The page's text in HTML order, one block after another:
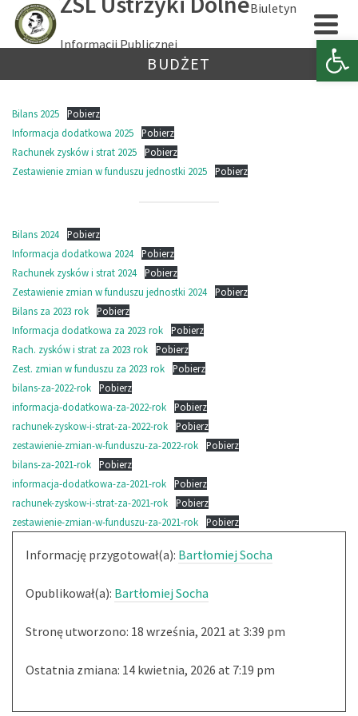
Biuletyn
Informacji Publicznej
BUDŻET
Bilans 2025
Pobierz
Informacja dodatkowa 2025
Pobierz
Rachunek zysków i strat 2025
Pobierz
Zestawienie zmian w funduszu jednostki 2025
Pobierz
Bilans 2024
Pobierz
Informacja dodatkowa 2024
Pobierz
Rachunek zysków i strat 2024
Pobierz
Zestawienie zmian w funduszu jednostki 2024
Pobierz
Bilans za 2023 rok
Pobierz
Informacja dodatkowa za 2023 rok
Pobierz
Rach. zysków i strat za 2023 rok
Pobierz
Zest. zmian w funduszu za 2023 rok
Pobierz
bilans-za-2022-rok
Pobierz
informacja-dodatkowa-za-2022-rok
Pobierz
rachunek-zyskow-i-strat-za-2022-rok
Pobierz
zestawienie-zmian-w-funduszu-za-2022-rok
Pobierz
bilans-za-2021-rok
Pobierz
informacja-dodatkowa-za-2021-rok
Pobierz
rachunek-zyskow-i-strat-za-2021-rok
Pobierz
zestawienie-zmian-w-funduszu-za-2021-rok
Pobierz
Informację przygotował(a): Bartłomiej Socha
Opublikował(a): Bartłomiej Socha
Stronę utworzono: 18 września, 2021 at 3:39 pm
Ostatnia zmiana: 14 kwietnia, 2026 at 7:19 pm